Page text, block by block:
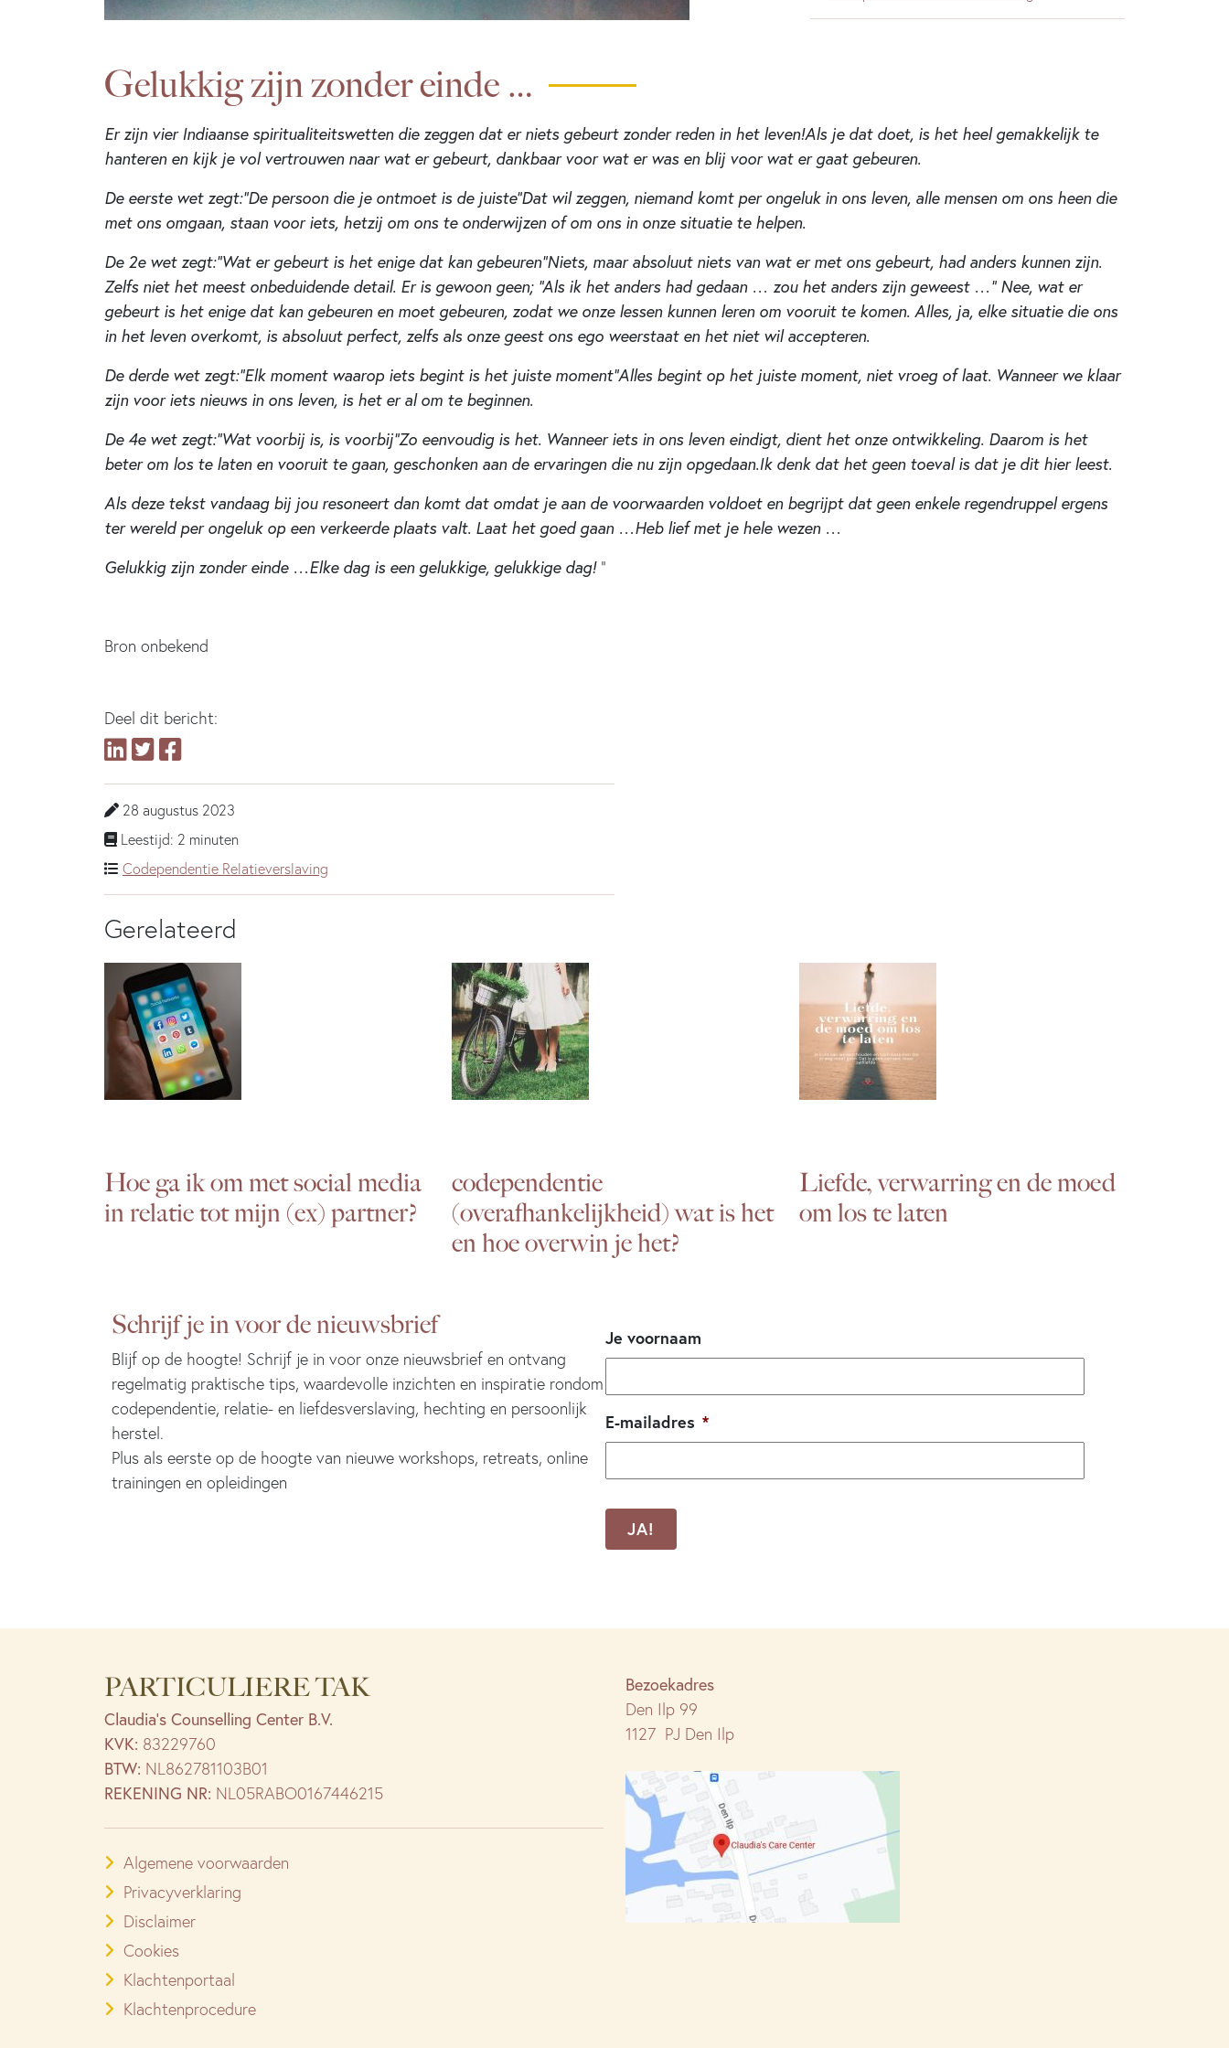
Gelukkig zijn zonder einde …
Er zijn vier Indiaanse spiritualiteitswetten die zeggen dat er niets gebeurt zonder reden in het leven!Als je dat doet, is het heel gemakkelijk te
hanteren en kijk je vol vertrouwen naar wat er gebeurt, dankbaar voor wat er was en blij voor wat er gaat gebeuren.
De eerste wet zegt:”De persoon die je ontmoet is de juiste”Dat wil zeggen, niemand komt per ongeluk in ons leven, alle mensen om ons heen die
met ons omgaan, staan ​​voor iets, hetzij om ons te onderwijzen of om ons in onze situatie te helpen.
De 2e wet zegt:”Wat er gebeurt is het enige dat kan gebeuren”Niets, maar absoluut niets van wat er met ons gebeurt, had anders kunnen zijn.
Zelfs niet het meest onbeduidende detail. Er is gewoon geen; “Als ik het anders had gedaan … zou het anders zijn geweest …” Nee, wat er
gebeurt is het enige dat kan gebeuren en moet gebeuren, zodat we onze lessen kunnen leren om vooruit te komen. Alles, ja, elke situatie die ons
in het leven overkomt, is absoluut perfect, zelfs als onze geest ons ego weerstaat en het niet wil accepteren.
De derde wet zegt:”Elk moment waarop iets begint is het juiste moment”Alles begint op het juiste moment, niet vroeg of laat. Wanneer we klaar
zijn voor iets nieuws in ons leven, is het er al om te beginnen.
De 4e wet zegt:”Wat voorbij is, is voorbij”Zo eenvoudig is het. Wanneer iets in ons leven eindigt, dient het onze ontwikkeling. Daarom is het
beter om los te laten en vooruit te gaan, geschonken aan de ervaringen die nu zijn opgedaan.Ik denk dat het geen toeval is dat je dit hier leest.
Als deze tekst vandaag bij jou resoneert dan komt dat omdat je aan de voorwaarden voldoet en begrijpt dat geen enkele regendruppel ergens
ter wereld per ongeluk op een verkeerde plaats valt. Laat het goed gaan …Heb lief met je hele wezen …
Gelukkig zijn zonder einde …Elke dag is een gelukkige, gelukkige dag! ”
Bron onbekend
Deel dit bericht:
28 augustus 2023
Leestijd: 2 minuten
Codependentie Relatieverslaving
Gerelateerd
Hoe ga ik om met social media
in relatie tot mijn (ex) partner?
codependentie
(overafhankelijkheid) wat is het
en hoe overwin je het?
Liefde, verwarring en de moed
om los te laten
Schrijf je in voor de nieuwsbrief
Blijf op de hoogte! Schrijf je in voor onze nieuwsbrief en ontvang
regelmatig praktische tips, waardevolle inzichten en inspiratie rondom
codependentie, relatie- en liefdesverslaving, hechting en persoonlijk
herstel.
Plus als eerste op de hoogte van nieuwe workshops, retreats, online
trainingen en opleidingen
Je voornaam
E-mailadres *
CAPTCHA
PARTICULIERE TAK
Claudia’s Counselling Center B.V.
KVK: 83229760
BTW: NL862781103B01
REKENING NR: NL05RABO0167446215
Algemene voorwaarden
Privacyverklaring
Disclaimer
Cookies
Klachtenportaal
Klachtenprocedure
Bezoekadres
Den Ilp 99
1127 PJ Den Ilp